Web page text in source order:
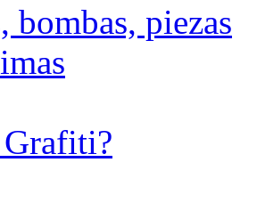
bombas, piezas
Grafiti?